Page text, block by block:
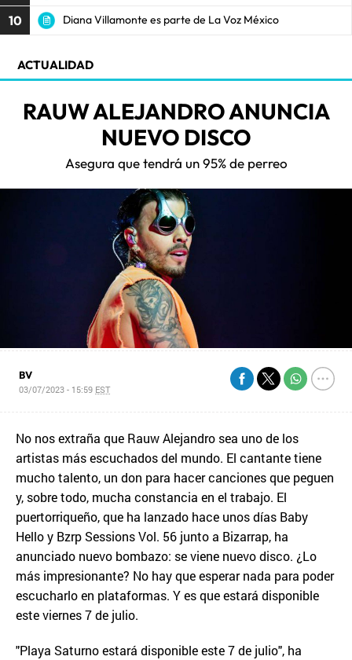
10 Diana Villamonte es parte de La Voz México
ACTUALIDAD
RAUW ALEJANDRO ANUNCIA
NUEVO DISCO
Asegura que tendrá un 95% de perreo
BV
03/07/2023 - 15:59 EST
No nos extraña que Rauw Alejandro sea uno de los
artistas más escuchados del mundo. El cantante tiene
mucho talento, un don para hacer canciones que peguen
y, sobre todo, mucha constancia en el trabajo. El
puertorriqueño, que ha lanzado hace unos días Baby
Hello y Bzrp Sessions Vol. 56 junto a Bizarrap, ha
anunciado nuevo bombazo: se viene nuevo disco. ¿Lo
más impresionante? No hay que esperar nada para poder
escucharlo en plataformas. Y es que estará disponible
este viernes 7 de julio.
"Playa Saturno estará disponible este 7 de julio", ha